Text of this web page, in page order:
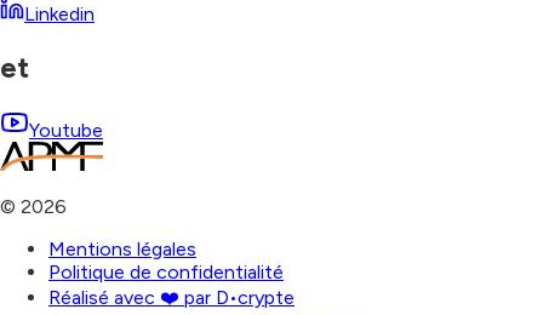
Linkedin
et
Youtube
© 2026
Mentions légales
Politique de confidentialité
Réalisé avec ❤️ par D•crypte